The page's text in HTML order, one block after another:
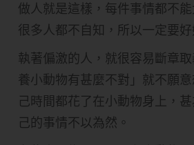
做人就是這樣，每件事情都不
很多人都不自知，所以一定要好
執著偏激的人，就很容易斷章
養小動物有甚麼不對」就不願
己時間都花了在小動物身上，
己的事情不以為然。